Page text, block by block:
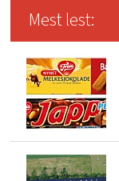
Mest lest: